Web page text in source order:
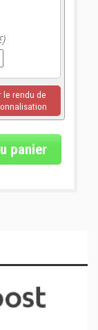
le rendu de
panier